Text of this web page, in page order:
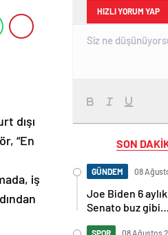
dışı
“En
iş
HIZLI YORUM YAP
SON
GÜNDEM 08
Joe Biden 6
Senato buz gibi…
SPOR 08 Ağustos